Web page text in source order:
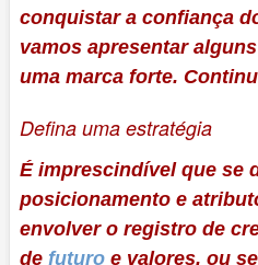
conquistar a confiança
vamos apresentar
uma marca forte.
Defina uma estratégia
É imprescindível que se
posicionamento e
envolver o registro de
de futuroe valores, ou